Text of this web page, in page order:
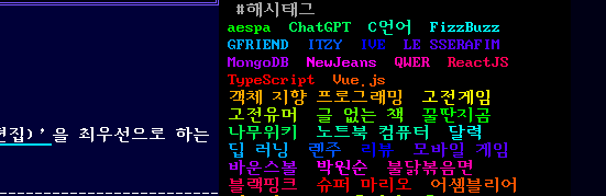
집)’ 을 최우선으로 하는
#해시태그
aespa
ChatGPT C언어
FizzBuzz
GFRIEND
ITZY IVE
LE SSERAFIM
MongoDB
NewJeans QWER
ReactJS
TypeScript
Vue.js
객체 지향 프로그래밍
고전게임
고전유머
글 없는 책
꿀딴지곰
나무위키
노트북 컴퓨터
달력
딥 러닝
렌주 리뷰
모바일 게임
바운스볼
박원순
불닭볶음면
블랙핑크
슈퍼 마리오
어셈블리어